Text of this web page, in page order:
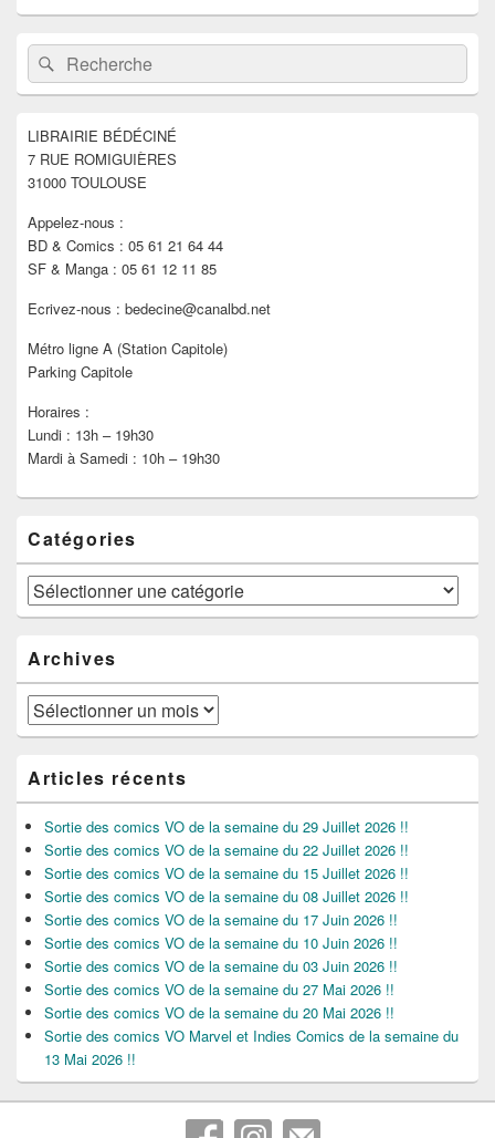
Zone
principale
de
widget
barre
latérale
Recherche :Rechercher
LIBRAIRIE BÉDÉCINÉ
7 RUE ROMIGUIÈRES
31000 TOULOUSE
Appelez-nous :
BD & Comics : 05 61 21 64 44
SF & Manga : 05 61 12 11 85
Ecrivez-nous : bedecine@canalbd.net
Métro ligne A (Station Capitole)
Parking Capitole
Horaires :
Lundi : 13h – 19h30
Mardi à Samedi : 10h – 19h30
Catégories
Catégories
Archives
Archives
Articles récents
Sortie des comics VO de la semaine du 29 Juillet 2026 !!
Sortie des comics VO de la semaine du 22 Juillet 2026 !!
Sortie des comics VO de la semaine du 15 Juillet 2026 !!
Sortie des comics VO de la semaine du 08 Juillet 2026 !!
Sortie des comics VO de la semaine du 17 Juin 2026 !!
Sortie des comics VO de la semaine du 10 Juin 2026 !!
Sortie des comics VO de la semaine du 03 Juin 2026 !!
Sortie des comics VO de la semaine du 27 Mai 2026 !!
Sortie des comics VO de la semaine du 20 Mai 2026 !!
Sortie des comics VO Marvel et Indies Comics de la semaine du
13 Mai 2026 !!